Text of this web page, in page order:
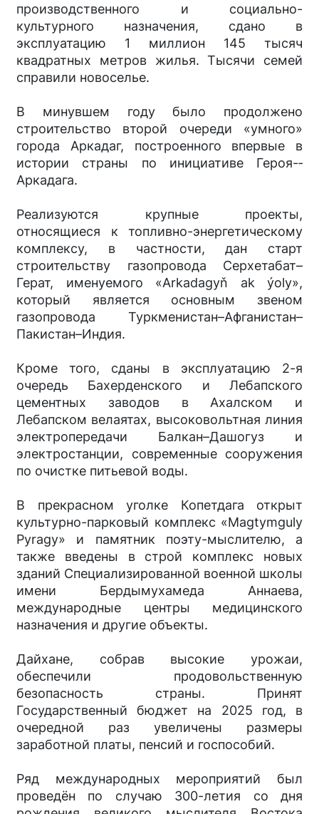
производственного и социально-
культурного назначения, сдано в
эксплуатацию 1 миллион 145 тысяч
квадратных метров жилья. Тысячи семей
справили новоселье.
В минувшем году было продолжено
строительство второй очереди «умного»
города Аркадаг, построенного впервые в
истории страны по инициативе Героя-­
Аркадага.
Реализуются крупные проекты,
относящиеся к топливно-энергетическому
комплексу, в частности, дан старт
строительству газопровода Серхетабат–
Герат, именуемого «Arkadagyň ak ýoly»,
который является основным звеном
газопровода Туркменистан–Афганистан–
Пакистан–Индия.
Кроме того, сданы в эксплуатацию 2-я
очередь Бахерденского и Лебапского
цементных заводов в Ахалском и
Лебапском велаятах, высоковольтная линия
электропередачи Балкан–Дашогуз и
электростанции, современные сооружения
по очистке питьевой воды.
В прекрасном уголке Копетдага открыт
культурно-парковый комп­лекс «Magtymguly
Pyragy» и памятник поэту-мыслителю, а
также введены в строй комплекс новых
зданий Специализированной военной школы
имени Бердымухамеда Аннаева,
международные центры медицинского
назначения и другие объекты.
Дайхане, собрав высокие урожаи,
обеспечили продовольственную
безопасность страны. Принят
Государственный бюджет на 2025 год, в
очередной раз увеличены размеры
заработной платы, пенсий и госпособий.
Ряд международных мероприятий был
проведён по случаю 300-летия со дня